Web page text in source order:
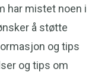
har mistet noen i
å støtte
og tips
og tips om